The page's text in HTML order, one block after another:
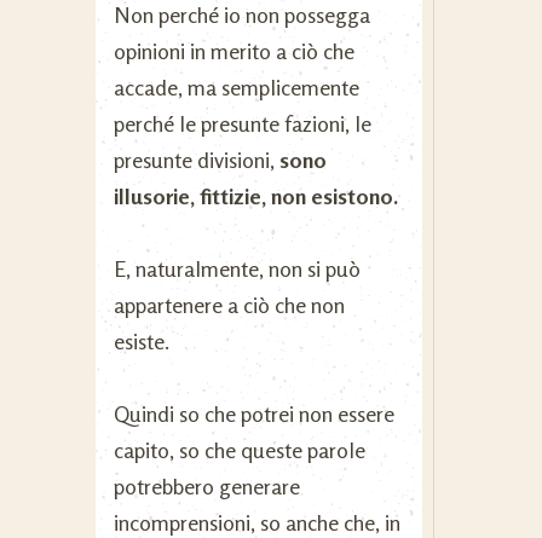
Non perché io non possegga
opinioni in merito a ciò che
accade, ma semplicemente
perché le presunte fazioni, le
presunte divisioni, sono
illusorie, fittizie, non esistono.
E, naturalmente, non si può
appartenere a ciò che non
esiste.
Quindi so che potrei non essere
capito, so che queste parole
potrebbero generare
incomprensioni, so anche che, in